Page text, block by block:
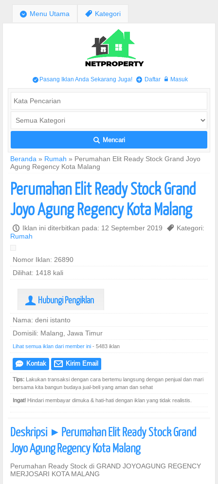
; Menu Utama , Kategori
/ Pasang Iklan Anda Sekarang Juga! + Daftar w Masuk
L Mencari
Beranda » Rumah » Perumahan Elit Ready Stock Grand Joyo
Agung Regency Kota Malang
Perumahan Elit Ready Stock Grand
Joyo Agung Regency Kota Malang
P Iklan ini diterbitkan pada: 12 September 2019 , Kategori:
Rumah
Nomor Iklan: 26890
Dilihat: 1418 kali
U Hubungi Pengiklan
Nama: deni istanto
Domisili: Malang, Jawa Timur
Lihat semua iklan dari member ini - 5483 iklan
e Kontak @ Kirim Email
Tips: Lakukan transaksi dengan cara bertemu langsung dengan penjual dan mari
bersama kita bangun budaya jual-beli yang aman dan sehat
Ingat! Hindari membayar dimuka & hati-hati dengan iklan yang tidak realistis.
Deskripsi ] Perumahan Elit Ready Stock Grand
Joyo Agung Regency Kota Malang
Perumahan Ready Stock di GRAND JOYOAGUNG REGENCY
MERJOSARI KOTA MALANG